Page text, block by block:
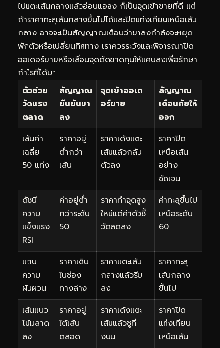
ไปแตะเส้นกลางแล้วอ่อนแอลง ก็เป็นจุดเข้าขายที่ดี แต่
ถ้าราคาทะลุเส้นกลางขึ้นไปได้และปิดแท่งเทียนเหนือเส้น
กลาง อาจจะเป็นสัญญาณเตือนว่าขาลงกำลังจะหยุด
พักตัวหรือเปลี่ยนทิศทาง เราควรระวังและพิจารณาปิด
ออเดอร์ขายหรือเลื่อนจุดตัดขาดทุนให้แคบลงเพื่อรักษา
กำไรที่ได้มา
ตัวช่วย
วัดแรง
ตลาด
สัญญาณ
ยืนยันขา
ลง
จุดเข้าออเด
อร์ขาย
สัญญาณ
เตือนภัยให้
ออก
เส้นค่า
เฉลี่ย
50 แท่ง
ราคาอยู่
ต่ำกว่า
เส้น
ราคาเด้งแตะ
เส้นแล้วกลับ
ตัวลง
ราคาปิด
เหนือเส้น
อย่าง
ชัดเจน
ดัชนี
ความ
แข็งแรง
RSI
ค่าอยู่ต่ำ
กว่าระดับ
50
ราคาทำจุดสูง
ใหม่แต่ค่าตัวชี้
วัดลดลง
ค่าทะลุขึ้นไป
เหนือระดับ
60
แถบ
ความ
ผันผวน
ราคาเดิน
ในช่อง
ทางล่าง
ราคาแตะเส้น
กลางแล้วรีบ
ลง
ราคาทะลุ
เส้นกลาง
ขึ้นไป
เส้นแนว
โน้มลาด
ลง
ราคาอยู่
ใต้เส้น
ตลอด
ราคาเด้งแตะ
เส้นแล้วชูทิ่
งบน
ราคาปิด
แท่งเทียน
เหนือเส้น